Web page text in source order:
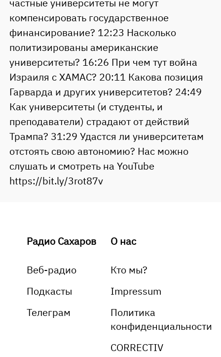
частные университеты не могут
компенсировать государственное
финансирование? 12:23 Насколько
политизированы американские
университеты? 16:26 При чем тут война
Израиля с ХАМАС? 20:11 Какова позиция
Гарварда и других университетов? 24:49
Как университеты (и студенты, и
преподаватели) страдают от действий
Трампа? 31:29 Удастся ли университетам
отстоять свою автономию? Нас можно
слушать и смотреть на YouTube
https://bit.ly/3rot87v
Радио Сахаров
Веб-радио
Подкасты
Телеграм
О нас
Кто мы?
Impressum
Политика
конфиденциальности
CORRECTIV